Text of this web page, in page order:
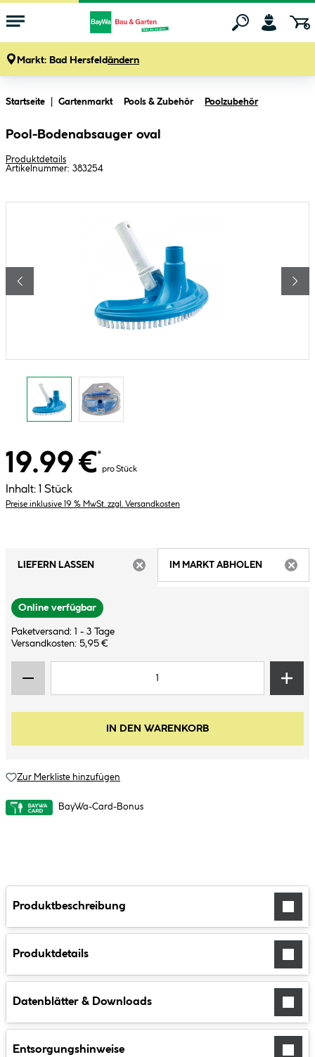
Markt: Bad Hersfeldändern
Startseite Gartenmarkt Pools & Zubehör Poolzubehör
Pool-Bodenabsauger oval
Produktdetails
Artikelnummer: 383254
19.99 €*
pro Stück
Inhalt: 1 Stück
Preise inklusive 19 % MwSt. zzgl. Versandkosten
LIEFERN LASSEN
IM MARKT ABHOLEN
Online verfügbar
Paketversand: 1 - 3 Tage
Versandkosten: 5,95 €
IN DEN WARENKORB
Zur Merkliste hinzufügen
BayWa-Card-Bonus
Produktbeschreibung
Produktdetails
Datenblätter & Downloads
Entsorgungshinweise